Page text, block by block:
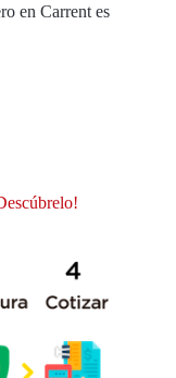
en Carrent es